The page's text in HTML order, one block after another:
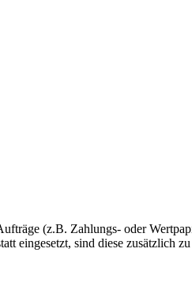
(z.B. Zahlungs- oder
eingesetzt, sind diese zusätzlich